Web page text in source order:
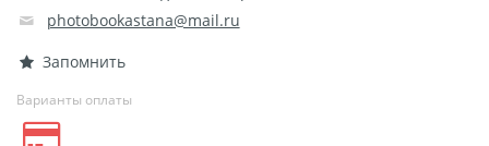
Напольная графика
Широкоформатное
Изготовление баннеров
photobookastana@mail.ru
Запомнить
Варианты оплаты